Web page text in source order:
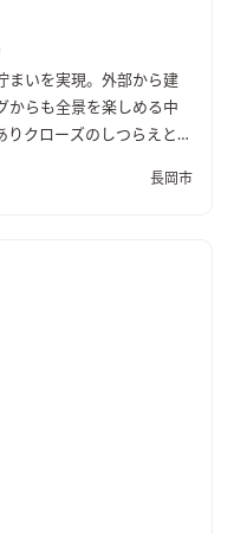
まいを実現。外部から建
からも全景を楽しめる中
りクローズのしつらえとし
長岡市